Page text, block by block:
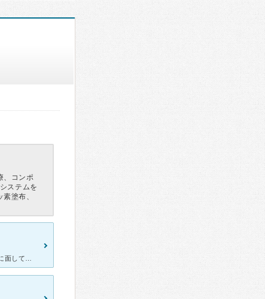
、コンポ
ステムを
塗布、